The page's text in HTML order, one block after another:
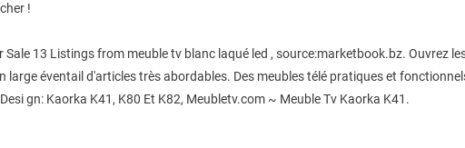
!
13 Listings from meuble tv blanc laqué led , source:marketbook.bz. Ouvrez
éventail d'articles très abordables. Des meubles télé pratiques et
gn: Kaorka K41, K80 Et K82, Meubletv.com ~ Meuble Tv Kaorka K41.